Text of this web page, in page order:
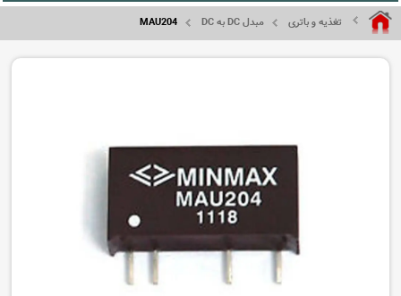
تغذیه و باتری مبدل DC به DC MAU204